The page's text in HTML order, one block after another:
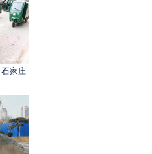
家庄